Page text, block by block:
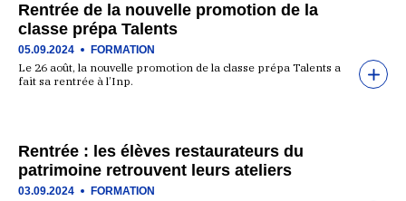
Rentrée de la nouvelle promotion de la
classe prépa Talents
05.09.2024 FORMATION
Le 26 août, la nouvelle promotion de la classe prépa Talents a
fait sa rentrée à l’Inp.
Rentrée : les élèves restaurateurs du
patrimoine retrouvent leurs ateliers
03.09.2024 FORMATION